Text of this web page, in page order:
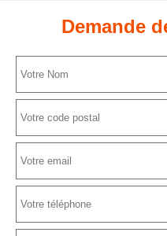
Demande